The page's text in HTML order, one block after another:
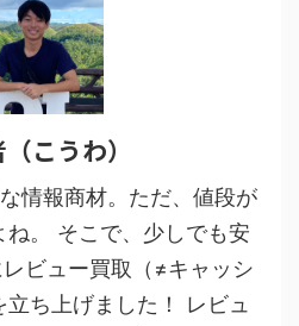
こうわ）
情報商材。ただ、値段が
。 そこで、少しでも安
ビュー買取（≠キャッシ
立ち上げました！ レビュ